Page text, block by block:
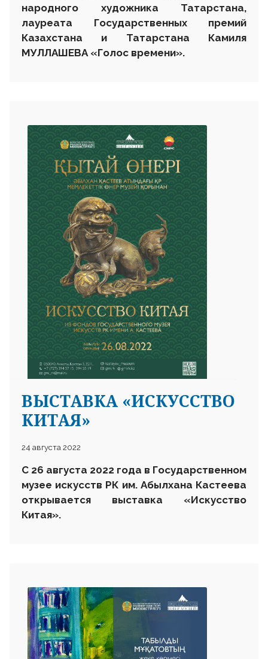
народного художника Татарстана,
лауреата Государственных премий
Казахстана и Татарстана Камиля
МУЛЛАШЕВА «Голос времени».
ВЫСТАВКА «ИСКУССТВО
КИТАЯ»
24 августа 2022
С 26 августа 2022 года в Государственном
музее искусств РК им. Абылхана Кастеева
открывается выставка «Искусство
Китая».